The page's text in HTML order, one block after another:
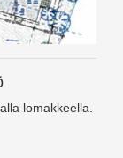
lomakkeella.